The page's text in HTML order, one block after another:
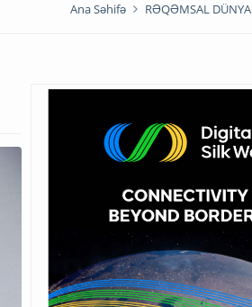
Ana Səhifə RƏQƏMSAL DÜNYA